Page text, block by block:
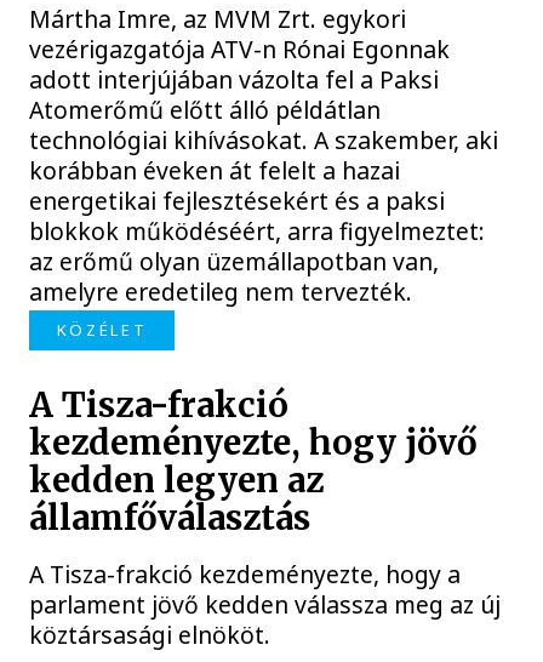
Mártha Imre, az MVM Zrt. egykori
vezérigazgatója ATV-n Rónai Egonnak
adott interjújában vázolta fel a Paksi
Atomerőmű előtt álló példátlan
technológiai kihívásokat. A szakember, aki
korábban éveken át felelt a hazai
energetikai fejlesztésekért és a paksi
blokkok működéséért, arra figyelmeztet:
az erőmű olyan üzemállapotban van,
amelyre eredetileg nem tervezték.
KÖZÉLET
A Tisza-frakció
kezdeményezte, hogy jövő
kedden legyen az
államfőválasztás
A Tisza-frakció kezdeményezte, hogy a
parlament jövő kedden válassza meg az új
köztársasági elnököt.